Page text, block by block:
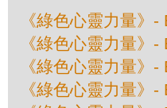
《綠色心靈力量》
《綠色心靈力量》
《綠色心靈力量》
《綠色心靈力量》